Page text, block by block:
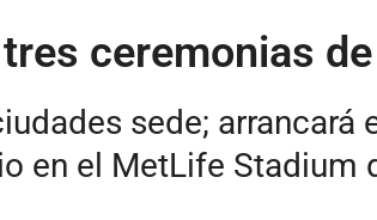
ceremonias
sede; arrancará
en el MetLife Stadium